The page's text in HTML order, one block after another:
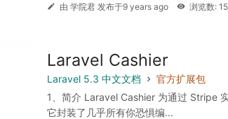
由 学院君 发布于9 years ago 浏览数:
Laravel Cashier
Laravel 5.3 中文文档
官方扩展包
1、简介 Laravel Cashier 为通过 Stripe
它封装了几乎所有你恐惧编...